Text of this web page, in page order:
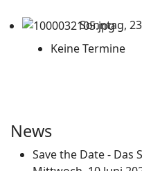
Sonntag,
Keine Termine
News
Save the Date - Das